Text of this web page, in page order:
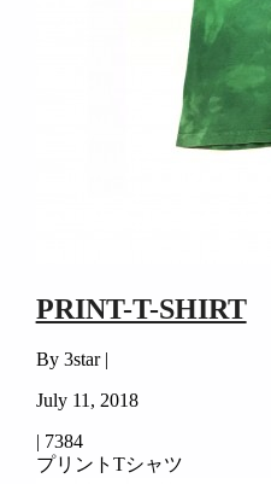
PRINT-T-SHIRT
By 3star |
July 11, 2018
7384
プリントTシャツ